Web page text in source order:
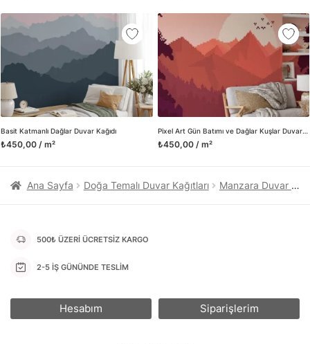
Basit Katmanlı Dağlar Duvar Kağıdı
₺450,00 / m²
Pixel Art Gün Batımı ve Dağlar Kuşlar Duvar Kağıdı, Piksel Gün Batımı Dağları 3D Duvar Posteri
₺450,00 / m²
üretimini ve satışını yapmaktadır. Duvar tasarımının önemini
biliyor ve evin en kritik dekorasyon alanı olduğunu kabul
ediyoruz. Bu nedenle ürün yelpazemizi sürekli genişletiyor ve
trendlere ayak uydurmanın yanı sıra yeni trendlerin oluşumunda
da öncü rol üstleniyoruz.
Herhangi bir soru ya da sorununuz olursa bizimle iletişime
geçebilirsiniz.
Ana Sayfa Doğa Temalı Duvar Kağıtları Manzara Duvar Kağıtları
500₺ ÜZERİ ÜCRETSİZ KARGO
2-5 İŞ GÜNÜNDE TESLİM
Hesabım Siparişlerim